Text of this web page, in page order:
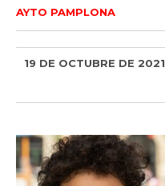
AYTO PAMPLONA
19 DE OCTUBRE DE 2021